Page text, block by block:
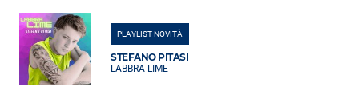
PLAYLIST NOVITÀ
STEFANO PITASI
LABBRA LIME